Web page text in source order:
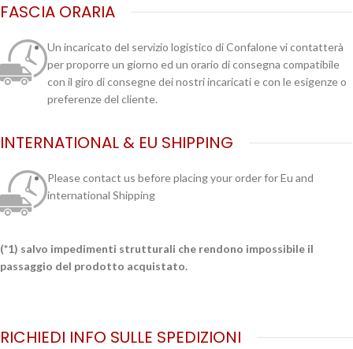
FASCIA ORARIA
Un incaricato del servizio logistico di Confalone vi contatterà
per proporre un giorno ed un orario di consegna compatibile
con il giro di consegne dei nostri incaricati e con le esigenze o
preferenze del cliente.
INTERNATIONAL & EU SHIPPING
Please contact us before placing your order for Eu and
international Shipping
(*1) salvo impedimenti strutturali che rendono impossibile il
passaggio del prodotto acquistato.
RICHIEDI INFO SULLE SPEDIZIONI